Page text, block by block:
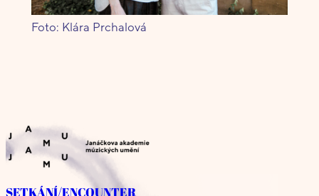
Foto: Klára Prchalová
SETKÁNÍ/ENCOUNTER